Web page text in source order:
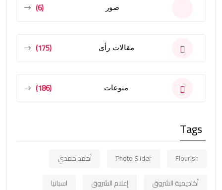
صور (6)
مقالات رأى (175)
منوعات (186)
Tags
Flourish
Photo Slider
أحمد حمدي
أكاديمية الشروق
إعلام الشروق
اسبانيا